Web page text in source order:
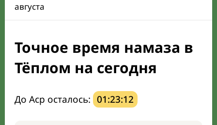
Календарь рамадана
Направление киблы
августа
Точное время намаза в
Тёплом на сегодня
До Аср осталось: 01:23:11